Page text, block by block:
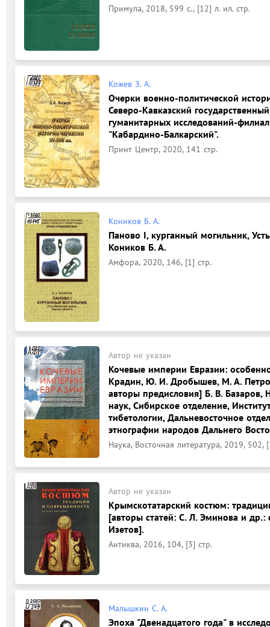
Примула, 2018, 599 с., [12] л. ил. стр.
Кожев З. А.
Очерки военно-политической
Северо-Кавказский
гуманитарных исследований-
"Кабардино-Балкарский".
Принт Центр, 2020, 141 стр.
Коников Б. А.
Паново I, курганный могильник,
Коников Б. А.
Амфора, 2020, 146, [1] стр.
Автор не указан
Кочевые империи Евразии:
Крадин, Ю. И. Дробышев, М. А.
авторы предисловия] Б. В. Базаров,
наук, Сибирское отделение,
тибетологии, Дальневосточное
этнографии народов Дальнего
Наука, Восточная литература, 2019, 502,
Автор не указан
Крымскотатарский костюм:
[авторы статей: С. Л. Эминова и др.:
Изетов].
Антиква, 2016, 104, [3] стр.
Малышкин С. А.
Эпоха "Двенадцатого года" в